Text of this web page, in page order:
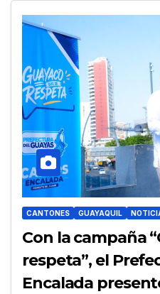
CANTONES GUAYAQUIL
Con la campaña
respeta”, el
Encalada